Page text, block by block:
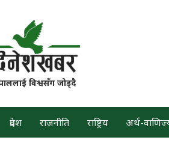
विश्वसँग जोड्दै
प्रदेश राजनीति राष्ट्रिय अर्थ-